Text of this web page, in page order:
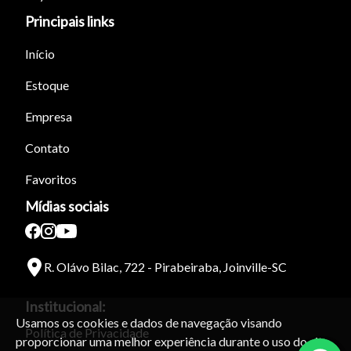
Usamos os cookies e dados de navegação visando
proporcionar uma melhor experiência durante o uso do site.
Principais links
Início
Estoque
Empresa
Contato
Favoritos
Mídias sociais
R. Olávo Bilac, 722 - Pirabeiraba, Joinville-SC
Institucional:
Política de Privacidade